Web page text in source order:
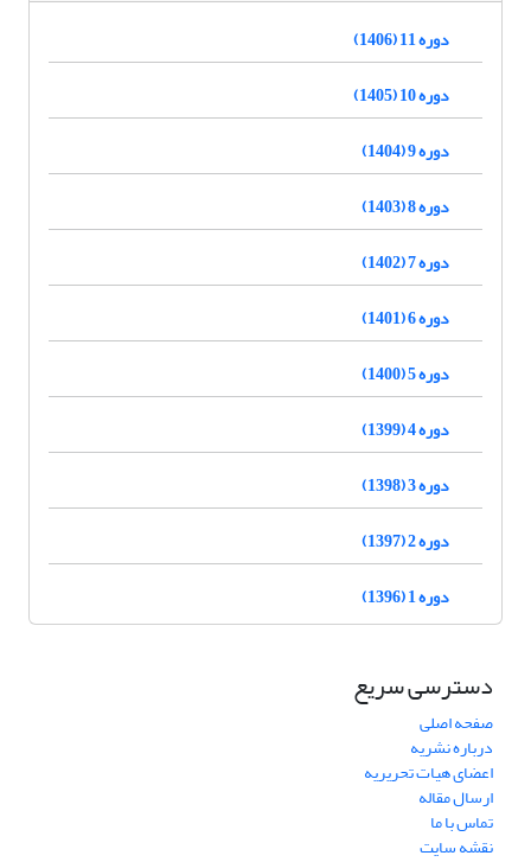
دوره 11 (1406)
دوره 10 (1405)
دوره 9 (1404)
دوره 8 (1403)
دوره 7 (1402)
دوره 6 (1401)
دوره 5 (1400)
دوره 4 (1399)
دوره 3 (1398)
دوره 2 (1397)
دوره 1 (1396)
دسترسی سریع
صفحه اصلی
درباره نشریه
اعضای هیات تحریریه
ارسال مقاله
تماس با ما
نقشه سایت